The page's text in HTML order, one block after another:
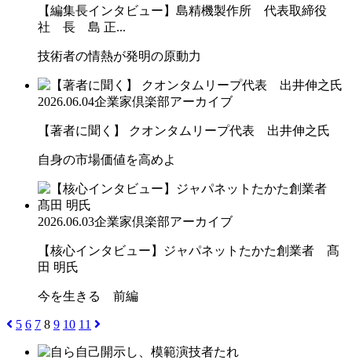
【編集長インタビュー】島精機製作所 代表取締役
社 長 島 正...
技術者の情熱が発明の原動力
2026.06.04企業家倶楽部アーカイブ
【著者に聞く】 クオンタムリープ代表 出井伸之氏
自身の市場価値を高めよ
2026.06.03企業家倶楽部アーカイブ
【核心インタビュー】ジャパネットたかた創業者 髙
田 明氏
今を生きる 前編
5 6 7 8 9 10 11